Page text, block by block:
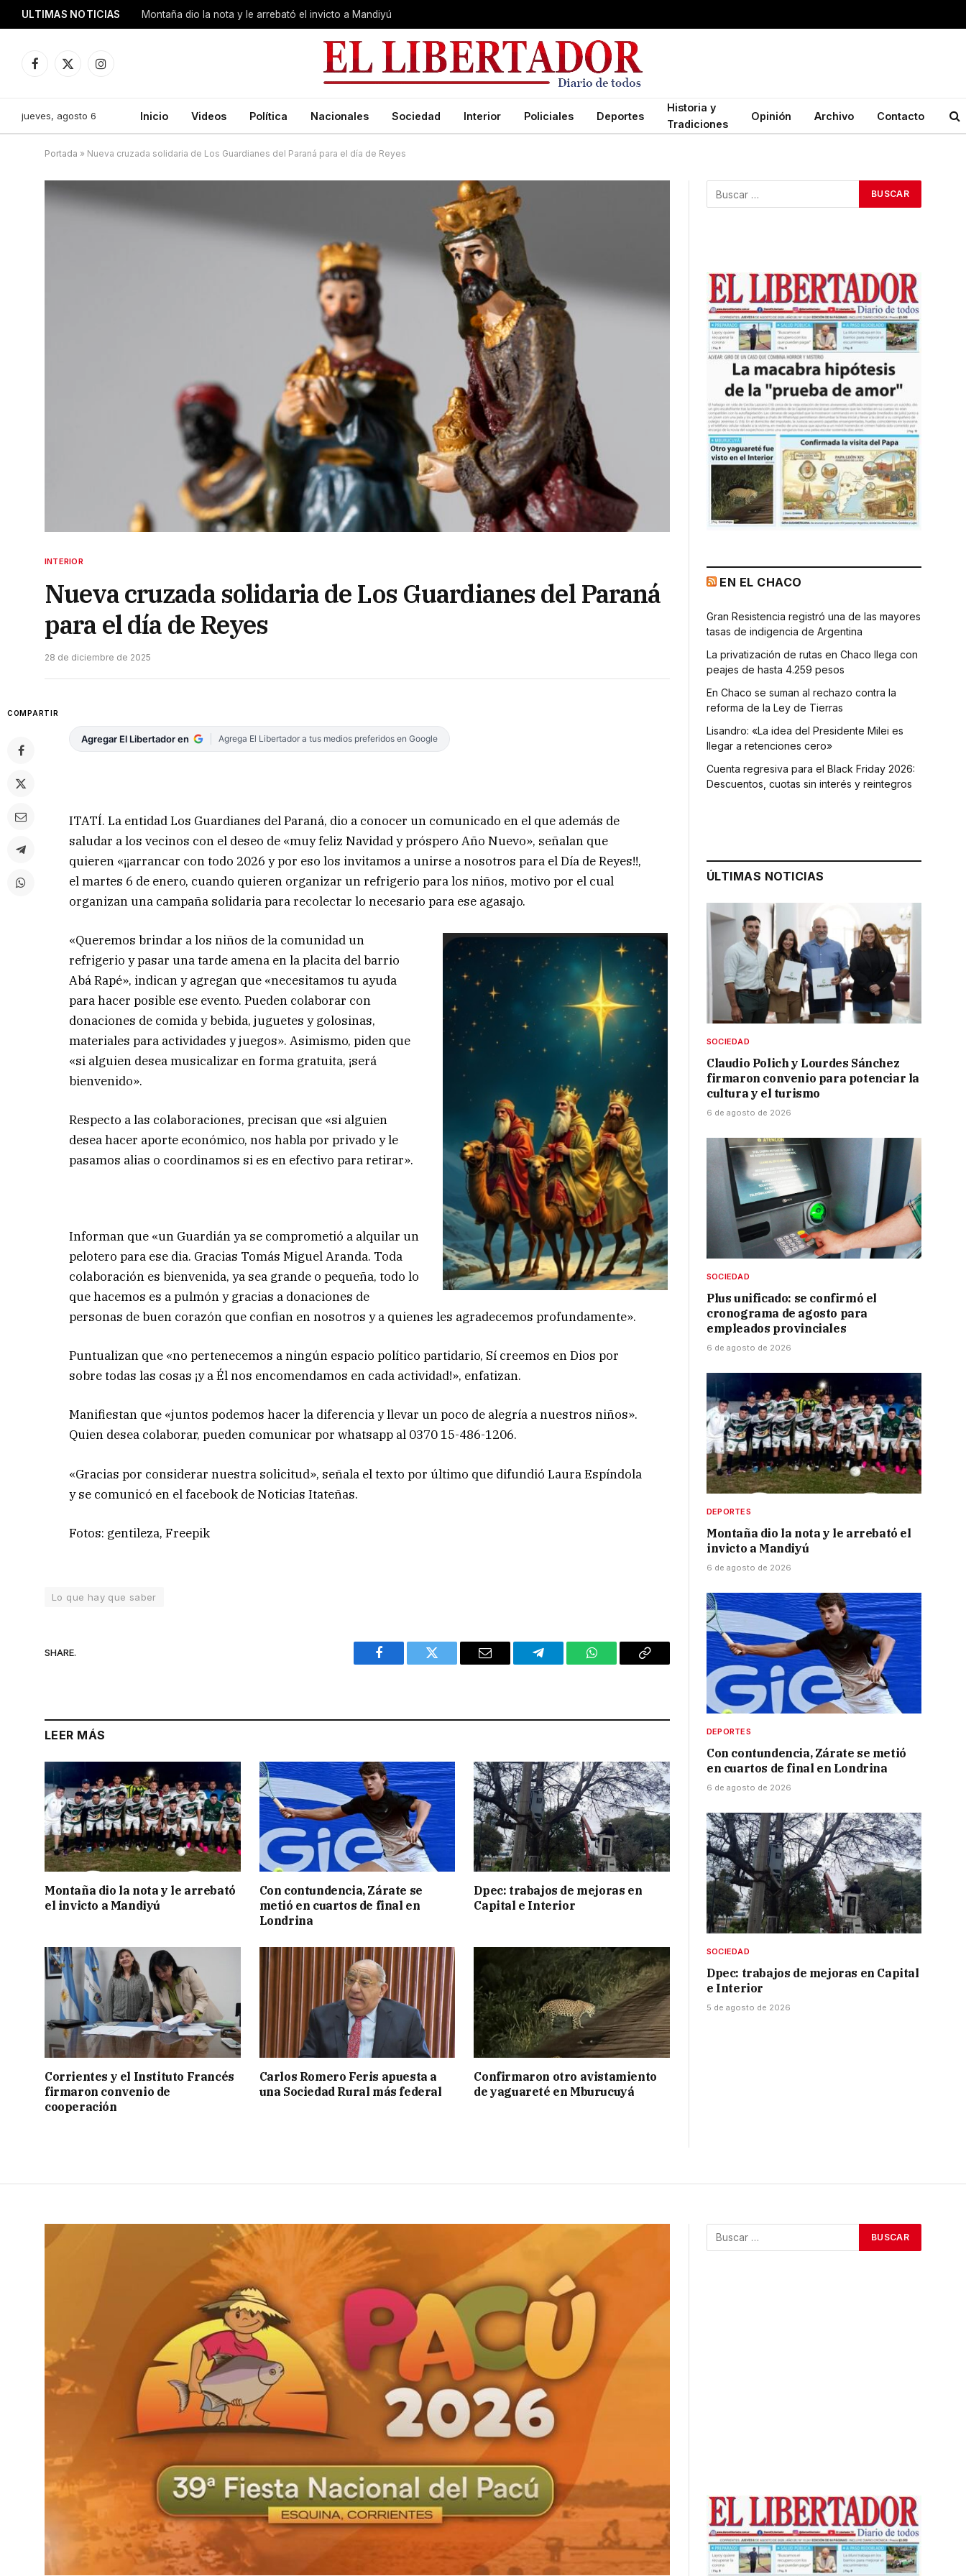
ULTIMAS NOTICIAS Montaña dio la nota y le arrebató el invicto a Mandiyú
Facebook
X
Instagram
jueves, agosto 6 Inicio Videos Política Nacionales Sociedad Interior Policiales Deportes
Historia y
Tradiciones
Opinión Archivo Contacto
Portada » Nueva cruzada solidaria de Los Guardianes del Paraná para el día de Reyes
INTERIOR
Nueva cruzada solidaria de Los Guardianes del Paraná
para el día de Reyes
28 de diciembre de 2025
COMPARTIR
Agregar El Libertador en Agrega El Libertador a tus medios preferidos en Google
ITATÍ. La entidad Los Guardianes del Paraná, dio a conocer un comunicado en el que además de
saludar a los vecinos con el deseo de «muy feliz Navidad y próspero Año Nuevo», señalan que
quieren «¡¡arrancar con todo 2026 y por eso los invitamos a unirse a nosotros para el Día de Reyes!!,
el martes 6 de enero, cuando quieren organizar un refrigerio para los niños, motivo por el cual
organizan una campaña solidaria para recolectar lo necesario para ese agasajo.
«Queremos brindar a los niños de la comunidad un
refrigerio y pasar una tarde amena en la placita del barrio
Abá Rapé», indican y agregan que «necesitamos tu ayuda
para hacer posible ese evento. Pueden colaborar con
donaciones de comida y bebida, juguetes y golosinas,
materiales para actividades y juegos». Asimismo, piden que
«si alguien desea musicalizar en forma gratuita, ¡será
bienvenido».
Respecto a las colaboraciones, precisan que «si alguien
desea hacer aporte económico, nos habla por privado y le
pasamos alias o coordinamos si es en efectivo para retirar».
Informan que «un Guardián ya se comprometió a alquilar un
pelotero para ese dia. Gracias Tomás Miguel Aranda. Toda
colaboración es bienvenida, ya sea grande o pequeña, todo lo
que hacemos es a pulmón y gracias a donaciones de
personas de buen corazón que confian en nosotros y a quienes les agradecemos profundamente».
Puntualizan que «no pertenecemos a ningún espacio político partidario, Sí creemos en Dios por
sobre todas las cosas ¡y a Él nos encomendamos en cada actividad!», enfatizan.
Manifiestan que «juntos podemos hacer la diferencia y llevar un poco de alegría a nuestros niños».
Quien desea colaborar, pueden comunicar por whatsapp al 0370 15-486-1206.
«Gracias por considerar nuestra solicitud», señala el texto por último que difundió Laura Espíndola
y se comunicó en el facebook de Noticias Itateñas.
Fotos: gentileza, Freepik
Lo que hay que saber
SHARE.
Facebook Twitter Email Telegram WhatsAppCopy
LEER MÁS
Montaña dio la nota y le arrebató
el invicto a Mandiyú
Con contundencia, Zárate se
metió en cuartos de final en
Londrina
Dpec: trabajos de mejoras en
Capital e Interior
Corrientes y el Instituto Francés
firmaron convenio de
cooperación
Carlos Romero Feris apuesta a
una Sociedad Rural más federal
Confirmaron otro avistamiento
de yaguareté en Mburucuyá
EN EL CHACO
Gran Resistencia registró una de las mayores
tasas de indigencia de Argentina
La privatización de rutas en Chaco llega con
peajes de hasta 4.259 pesos
En Chaco se suman al rechazo contra la
reforma de la Ley de Tierras
Lisandro: «La idea del Presidente Milei es
llegar a retenciones cero»
Cuenta regresiva para el Black Friday 2026:
Descuentos, cuotas sin interés y reintegros
ÚLTIMAS NOTICIAS
SOCIEDAD
Claudio Polich y Lourdes Sánchez
firmaron convenio para potenciar la
cultura y el turismo
6 de agosto de 2026
SOCIEDAD
Plus unificado: se confirmó el
cronograma de agosto para
empleados provinciales
6 de agosto de 2026
DEPORTES
Montaña dio la nota y le arrebató el
invicto a Mandiyú
6 de agosto de 2026
DEPORTES
Con contundencia, Zárate se metió
en cuartos de final en Londrina
6 de agosto de 2026
SOCIEDAD
Dpec: trabajos de mejoras en Capital
e Interior
5 de agosto de 2026